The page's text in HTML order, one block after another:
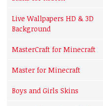
Live Wallpapers HD & 3D
Background
MasterCraft for Minecraft
Master for Minecraft
Boys and Girls Skins